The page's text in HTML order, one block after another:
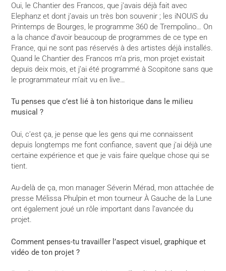
Oui, le Chantier des Francos, que j’avais déjà fait avec
Elephanz et dont j’avais un très bon souvenir ; les iNOUïS du
Printemps de Bourges, le programme 360 de Trempolino… On
a la chance d’avoir beaucoup de programmes de ce type en
France, qui ne sont pas réservés à des artistes déjà installés.
Quand le Chantier des Francos m’a pris, mon projet existait
depuis deix mois, et j’ai été programmé à Scopitone sans que
le programmateur m’ait vu en live…
Tu penses que c’est lié à ton historique dans le milieu
musical ?
Oui, c’est ça, je pense que les gens qui me connaissent
depuis longtemps me font confiance, savent que j’ai déjà une
certaine expérience et que je vais faire quelque chose qui se
tient.
Au-delà de ça, mon manager Séverin Mérad, mon attachée de
presse Mélissa Phulpin et mon tourneur À Gauche de la Lune
ont également joué un rôle important dans l’avancée du
projet.
Comment penses-tu travailler l’aspect visuel, graphique et
vidéo de ton projet ?